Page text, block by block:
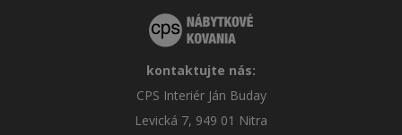
kontaktujte nás:
CPS Interiér Ján Buday
Levická 7, 949 01 Nitra